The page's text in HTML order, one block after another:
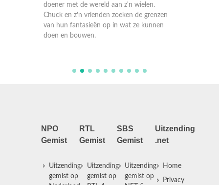
doener met de wereld aan z'n wielen.
Chuck en z'n vrienden zoeken de grenzen
van hun fantasieën op in wat ze kunnen
doen en bouwen.
NPO
Gemist
Uitzending
gemist op
RTL
Gemist
Uitzending
gemist op
SBS
Gemist
Uitzending
gemist op
Uitzending
.net
Home
Privacy